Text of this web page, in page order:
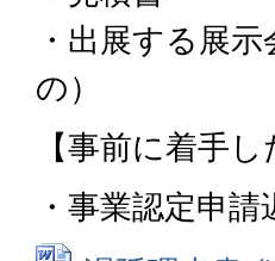
・出展する展
の）
【事前に着手し
・事業認定申